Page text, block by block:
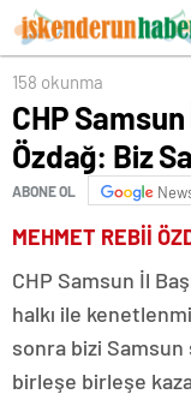
158 okunma
CHP
Özdağ: Biz
ABONE OL
MEHMET REBİİ
CHP Samsun İl
halkı ile
sonra bizi Samsun
birleşe birleşe